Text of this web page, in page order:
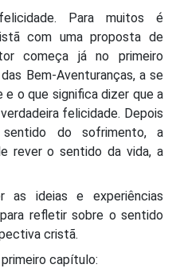
Para muitos é
com uma proposta de
começa já no primeiro
Bem-Aventuranças, a se
e o que significa dizer que a
felicidade. Depois
do sofrimento, a
rever o sentido da vida, a
as ideias e experiências
refletir sobre o sentido
cristã.
capítulo: